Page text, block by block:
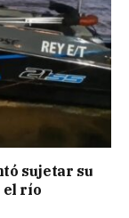
sujetar su
el río